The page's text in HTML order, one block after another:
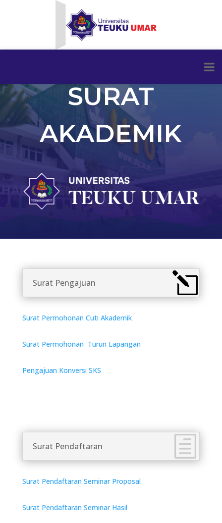
SURAT
AKADEMIK
Surat Pengajuan
Surat Permohonan Cuti Akademik
Surat Permohonan Turun Lapangan
Pengajuan Konversi SKS
Surat Pendaftaran
Surat Pendaftaran Seminar Proposal
Surat Pendaftaran Seminar Hasil